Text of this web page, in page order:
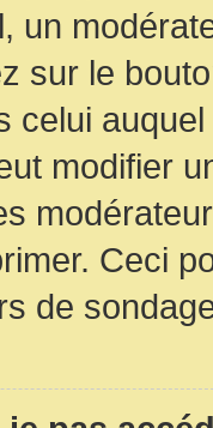
un
sur le
celui
modifier
Ceci
de